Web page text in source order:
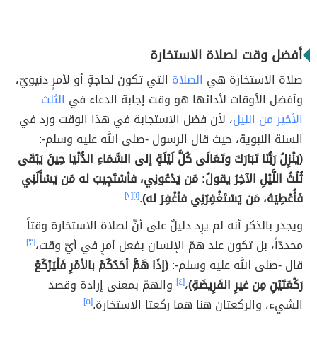
أفضل وقت لصلاة الاستخارة
صلاة الاستخارة هي الصلاة التي تكون لحاجةٍ أو لأمرٍ دنيويّ،
وأفضل الأوقات لأدائها هو وقت إجابة الدعاء في الثلث
الأخير من الليل، لأن فضل الاستجابة في هذا الوقت ورد في
السنة النبوية، حيث قال الرسول -صلى الله عليه وسلم-:
(يَنْزِلُ رَبُّنَا تَبَارَكَ وتَعَالَى كُلَّ لَيْلَةٍ إلى السَّمَاءِ الدُّنْيَا حِينَ يَبْقَى
ثُلُثُ اللَّيْلِ الآخِرُ يقولُ: مَن يَدْعُونِي، فأسْتَجِيبَ له مَن يَسْأَلُنِي
فَأُعْطِيَهُ، مَن يَسْتَغْفِرُنِي فأغْفِرَ له).[١] [٢]
ويجدر بالذكر أنه لم يرِد دليلٌ على أنّ لصلاة الاستخارة وقتاً
محددّاً، بل تكون عند همّ الإنسان بفعل أمرٍ في أيّ وقت،[٣]
قال -صلى الله عليه وسلم-:(إذَا هَمَّ أحَدُكُمْ بالأمْرِ فَلْيَرْكَعْ
رَكْعَتَيْنِ مِن غيرِ الفَرِيضَةِ)،[٤]
والهمّ بمعنى إرادة وقصد
الشيء، والركعتان هنا هما ركعتا الاستخارة.[٥]